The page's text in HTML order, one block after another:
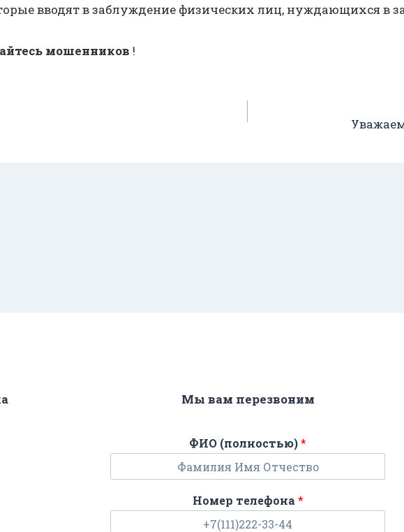
вводят в заблуждение физических лиц, нуждающихся в
мошенников !
Мы вам перезвоним
ФИО (полностью)*
Номер телефона *